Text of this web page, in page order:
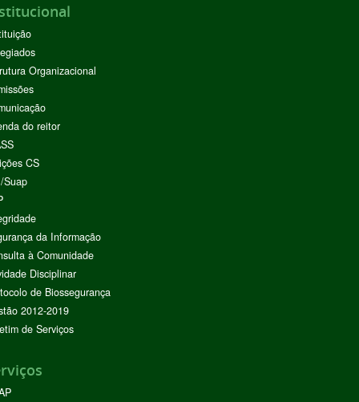
Organizacional
do reitor
CS
Suap
da Informação
à Comunidade
Disciplinar
de Biossegurança
2012-2019
de Serviços